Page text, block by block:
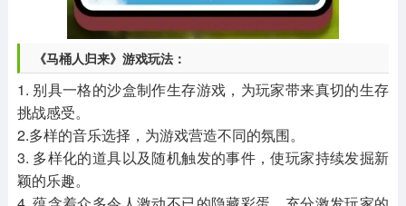
《马桶人归来》游戏玩法：
1. 别具一格的沙盒制作生存游戏，为玩家带来真切的生存
挑战感受。
2.多样的音乐选择，为游戏营造不同的氛围。
3. 多样化的道具以及随机触发的事件，使玩家持续发掘新
颖的乐趣。